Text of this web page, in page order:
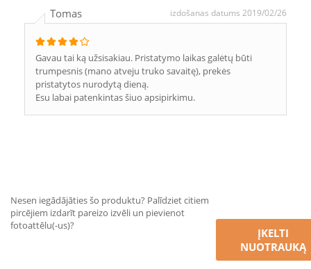
Tomas izdošanas datums 2019/02/26
Gavau tai ką užsisakiau. Pristatymo laikas galėtų būti
trumpesnis (mano atveju truko savaitę), prekės
pristatytos nurodytą dieną.
Esu labai patenkintas šiuo apsipirkimu.
Nesen iegādājāties šo produktu? Palīdziet citiem
pircējiem izdarīt pareizo izvēli un pievienot
fotoattēlu(-us)?
ĮKELTI
NUOTRAUKĄ